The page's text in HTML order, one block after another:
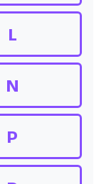
L
N
P